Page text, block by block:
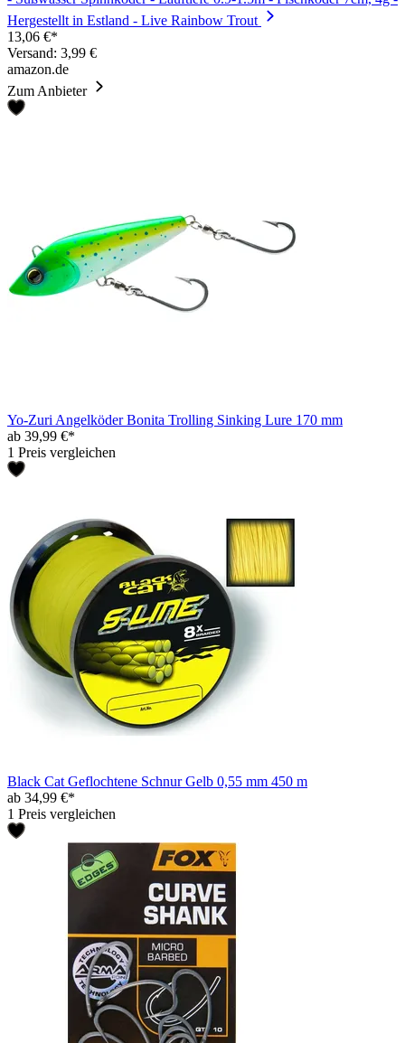
Hergestellt in Estland - Live Rainbow Trout
13,06 €*
Versand: 3,99 €
amazon.de
Zum Anbieter
Yo-Zuri Angelköder Bonita Trolling Sinking Lure 170 mm
ab 39,99 €*
1 Preis vergleichen
Black Cat Geflochtene Schnur Gelb 0,55 mm 450 m
ab 34,99 €*
1 Preis vergleichen